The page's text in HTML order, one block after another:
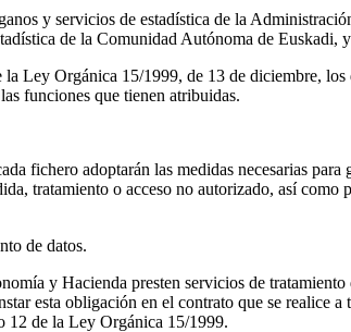
y servicios de estadística de la
de la Comunidad Autónoma de
Ley Orgánica 15/1999, de 13 de diciembre,
funciones que tienen atribuidas.
fichero adoptarán las medidas necesarias
tratamiento o acceso no autorizado, así
de datos.
y Hacienda presten servicios de
esta obligación en el contrato que se
12 de la Ley Orgánica 15/1999.